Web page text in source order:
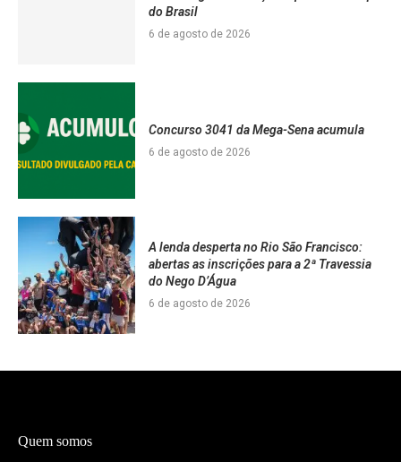
do Brasil
6 de agosto de 2026
Concurso 3041 da Mega-Sena acumula
6 de agosto de 2026
A lenda desperta no Rio São Francisco:
abertas as inscrições para a 2ª Travessia
do Nego D’Água
6 de agosto de 2026
Quem somos